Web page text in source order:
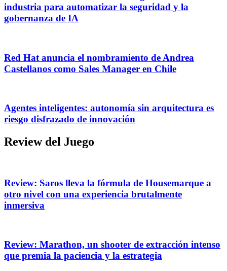
industria para automatizar la seguridad y la
gobernanza de IA
Red Hat anuncia el nombramiento de Andrea
Castellanos como Sales Manager en Chile
Agentes inteligentes: autonomía sin arquitectura es
riesgo disfrazado de innovación
Review del Juego
Review: Saros lleva la fórmula de Housemarque a
otro nivel con una experiencia brutalmente
inmersiva
Review: Marathon, un shooter de extracción intenso
que premia la paciencia y la estrategia